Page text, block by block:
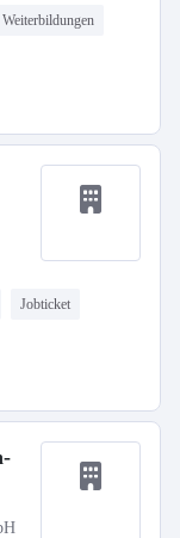
Weiterbildungen
Jobticket